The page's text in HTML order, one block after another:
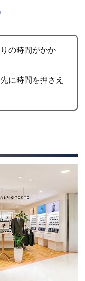
の時間がかか
に時間を押さえ